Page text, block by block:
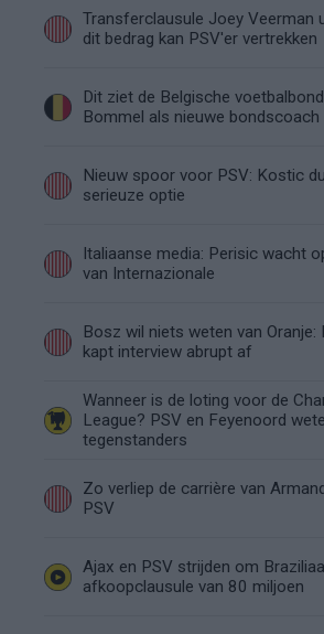
Transferclausule Joey Veerman
dit bedrag kan PSV'er vertrekken
Dit ziet de Belgische
Bommel als nieuwe bondscoach
Nieuw spoor voor PSV: Kostic
serieuze optie
Italiaanse media: Perisic wacht
van Internazionale
Bosz wil niets weten van Oranje:
kapt interview abrupt af
Wanneer is de loting voor de
League? PSV en Feyenoord
tegenstanders
Zo verliep de carrière van
PSV
Ajax en PSV strijden om
afkoopclausule van 80 miljoen